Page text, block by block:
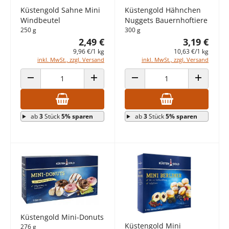
Küstengold Sahne Mini
Windbeutel
250 g
2,49 €
9,96 €/1 kg
inkl. MwSt., zzgl. Versand
ANZAHL VERRINGERN ANZAHL ERHÖHEN
ab3Stück5% sparen
Küstengold Hähnchen
Nuggets Bauernhoftiere
300 g
3,19 €
10,63 €/1 kg
inkl. MwSt., zzgl. Versand
ANZAHL VERRINGERN ANZAHL
ab3Stück5% sparen
Küstengold Mini-Donuts
276 g
Küstengold Mini